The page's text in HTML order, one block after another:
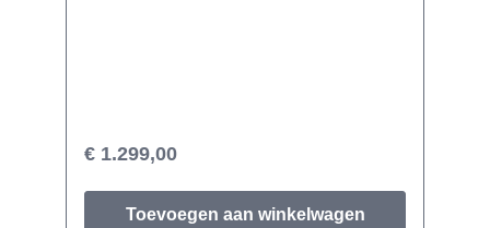
€ 1.299,00
Toevoegen aan winkelwagen